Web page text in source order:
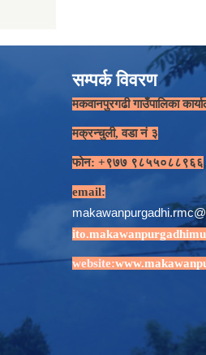
सम्पर्क विवरण
मकवानपुरगढी गाउँपालिका
मक्रन्चुली, वडा नं ३
फोन: +९७७ ९८५५०८८९६६
email:
website: